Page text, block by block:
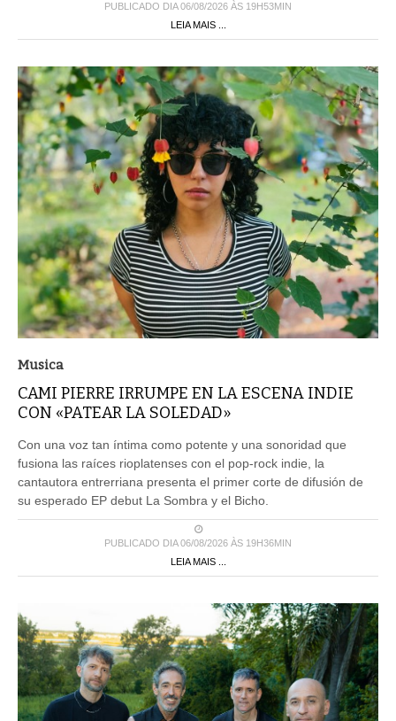
PUBLICADO DIA 06/08/2026 ÀS 19H53MIN
LEIA MAIS ...
Musica
CAMI PIERRE IRRUMPE EN LA ESCENA INDIE
CON «PATEAR LA SOLEDAD»
Con una voz tan íntima como potente y una sonoridad que
fusiona las raíces rioplatenses con el pop-rock indie, la
cantautora entrerriana presenta el primer corte de difusión de
su esperado EP debut La Sombra y el Bicho.
PUBLICADO DIA 06/08/2026 ÀS 19H36MIN
LEIA MAIS ...